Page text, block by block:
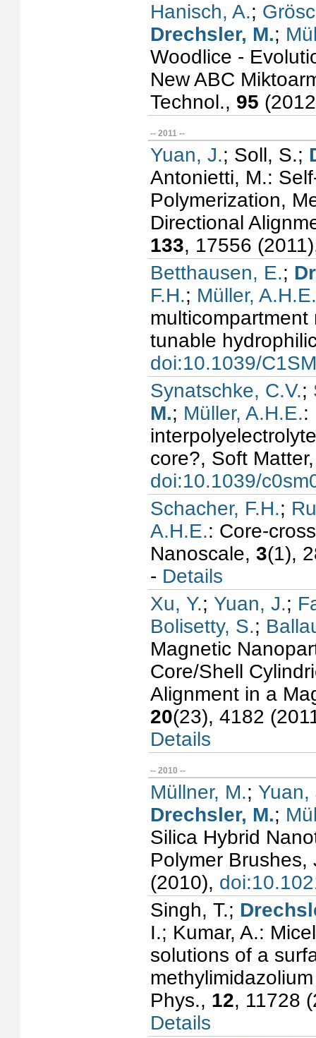
Hanisch, A.;
Drechsler, M.;
Woodlice -
New ABC
Technol., 95
-- 2011 --
Yuan, J.; Soll, S.;
Antonietti, M.:
Polymerization,
Directional
133, 17556
Betthausen, E.;
F.H.; Müller,
tunable
doi:10.1039/
Synatschke, C.V.;
M.; Müller, A.H.E.:
core?, Soft
doi:10.1039/
Schacher, F.H.;
A.H.E.: Core-
Nanoscale,3(1),
- Details
Xu, Y.;Yuan, J.;
Bolisetty, S.;
Magnetic
Core/Shell
Alignment in a
20(23), 4182
Details
-- 2010 --
Müllner, M.;Yuan,
Drechsler, M.;
Silica Hybrid
Polymer
(2010),
Singh, T.;
I.; Kumar, A.:
solutions of a
Phys., 12, 11728
Details